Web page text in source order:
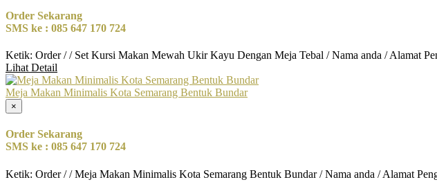
Order Sekarang
SMS ke : 085 647 170 724
Ketik: Order / / Set Kursi Makan Mewah Ukir Kayu Dengan Meja Tebal / Nama anda / Alamat
Lihat Detail
Meja Makan Minimalis Kota Semarang Bentuk Bundar
×
Order Sekarang
SMS ke : 085 647 170 724
Ketik: Order / / Meja Makan Minimalis Kota Semarang Bentuk Bundar / Nama anda / Alamat